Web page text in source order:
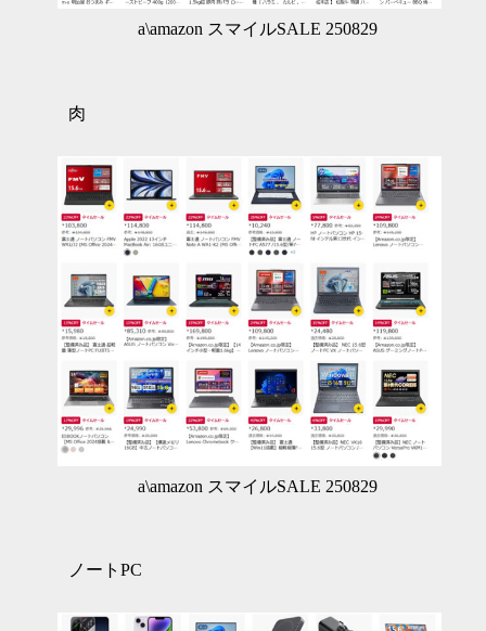
a\amazon スマイルSALE 250829
肉
a\amazon スマイルSALE 250829
ノートPC